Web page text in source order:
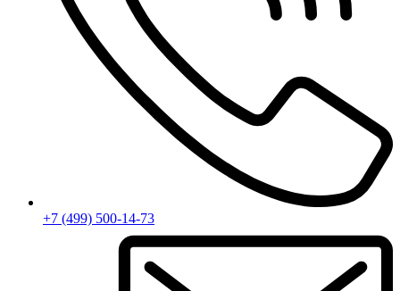
+7 (499) 500-14-73